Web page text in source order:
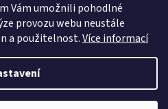
Vám umožnili pohodlné
provozu webu neustále
a použitelnost.Více informací
dovolenou a budeme opět
Shoptet